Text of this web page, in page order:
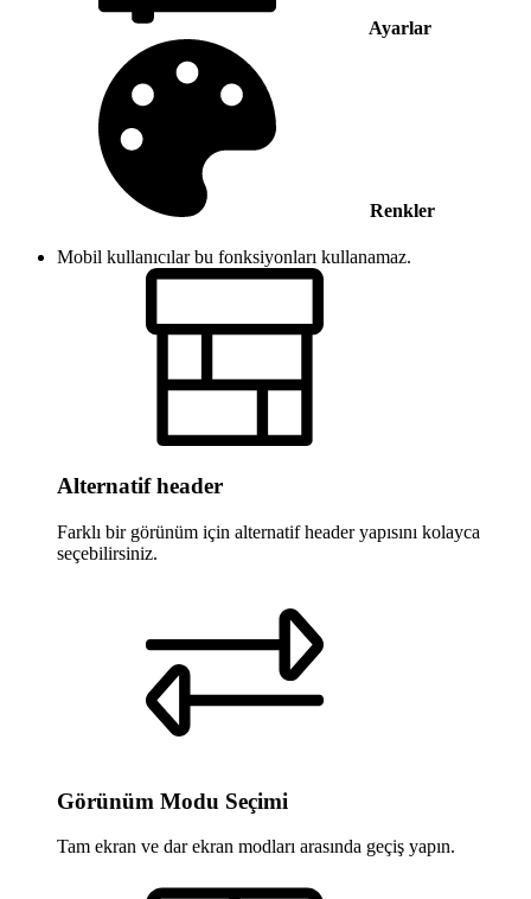
Ayarlar
Renkler
Mobil kullanıcılar bu fonksiyonları kullanamaz.
Alternatif header
Farklı bir görünüm için alternatif header yapısını kolayca
seçebilirsiniz.
Görünüm Modu Seçimi
Tam ekran ve dar ekran modları arasında geçiş yapın.